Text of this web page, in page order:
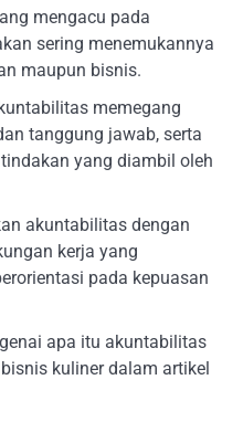
mengacu pada
sering menemukannya
maupun bisnis.
memegang
tanggung jawab, serta
yang diambil oleh
akuntabilitas dengan
kerja yang
pada kepuasan
apa itu akuntabilitas
kuliner dalam artikel